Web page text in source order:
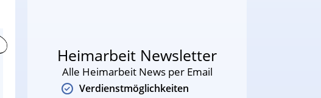
Heimarbeit Newsletter
Alle Heimarbeit News per Email
Verdienstmöglichkeiten